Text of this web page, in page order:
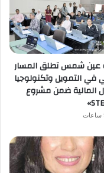
عين شمس تطلق المسار
في التمويل وتكنولوجيا
المالية ضمن مشروع